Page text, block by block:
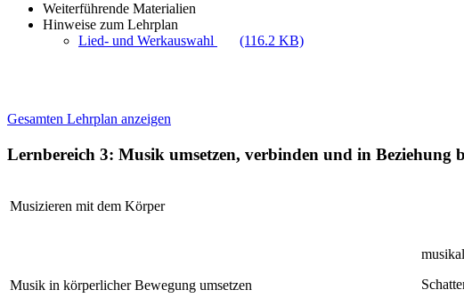
Weiterführende Materialien
Hinweise zum Lehrplan
Lied- und Werkauswahl
(116.2 KB)
Gesamten Lehrplan anzeigen
Lernbereich 3: Musik umsetzen, verbinden und in Beziehung
Musizieren mit dem Körper
Musik in körperlicher Bewegung umsetzen